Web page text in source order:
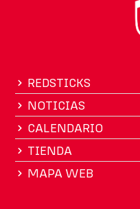
REDSTICKS
NOTICIAS
CALENDARIO
TIENDA
MAPA WEB